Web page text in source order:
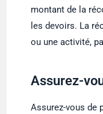
montant de la
les devoirs. La
ou une activité,
Assurez-
Assurez-vous de